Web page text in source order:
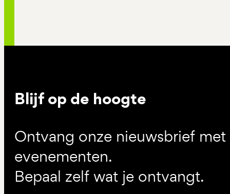
Blijf op de hoogte
Ontvang onze nieuwsbrief
evenementen.
Bepaal zelf wat je ontvangt.